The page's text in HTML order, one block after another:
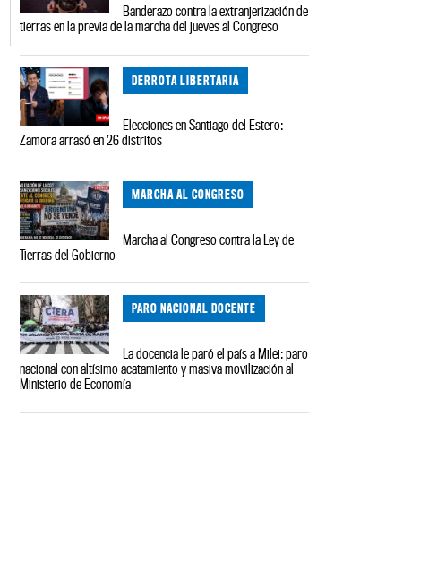
Banderazo contra la extranjerización de
tierras en la previa de la marcha del jueves al Congreso
DERROTA LIBERTARIA
Elecciones en Santiago del Estero:
Zamora arrasó en 26 distritos
MARCHA AL CONGRESO
Marcha al Congreso contra la Ley de
Tierras del Gobierno
PARO NACIONAL DOCENTE
La docencia le paró el país a Milei: paro
nacional con altísimo acatamiento y masiva movilización al
Ministerio de Economía